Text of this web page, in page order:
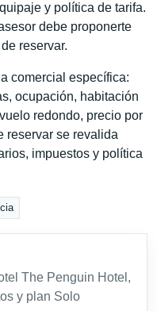
y política de tarifa.
debe proponerte
reservar.
comercial específica:
ocupación, habitación
redondo, precio por
reservar se revalida
impuestos y política
The Penguin Hotel,
y plan Solo